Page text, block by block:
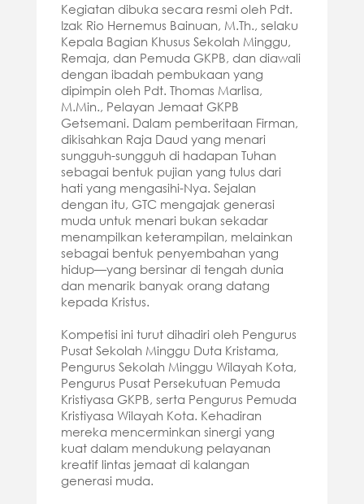
Kegiatan dibuka secara resmi oleh Pdt.
Izak Rio Hernemus Bainuan, M.Th., selaku
Kepala Bagian Khusus Sekolah Minggu,
Remaja, dan Pemuda GKPB, dan diawali
dengan ibadah pembukaan yang
dipimpin oleh Pdt. Thomas Marlisa,
M.Min., Pelayan Jemaat GKPB
Getsemani. Dalam pemberitaan Firman,
dikisahkan Raja Daud yang menari
sungguh-sungguh di hadapan Tuhan
sebagai bentuk pujian yang tulus dari
hati yang mengasihi-Nya. Sejalan
dengan itu, GTC mengajak generasi
muda untuk menari bukan sekadar
menampilkan keterampilan, melainkan
sebagai bentuk penyembahan yang
hidup—yang bersinar di tengah dunia
dan menarik banyak orang datang
kepada Kristus.
Kompetisi ini turut dihadiri oleh Pengurus
Pusat Sekolah Minggu Duta Kristama,
Pengurus Sekolah Minggu Wilayah Kota,
Pengurus Pusat Persekutuan Pemuda
Kristiyasa GKPB, serta Pengurus Pemuda
Kristiyasa Wilayah Kota. Kehadiran
mereka mencerminkan sinergi yang
kuat dalam mendukung pelayanan
kreatif lintas jemaat di kalangan
generasi muda.